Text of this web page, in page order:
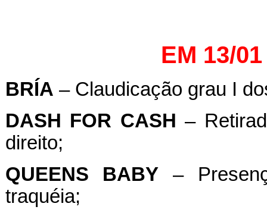
EM 13/
BRÍA – Claudicação grau I
DASH FOR CASH –
direito;
QUEENS
BABY –
traquéia;